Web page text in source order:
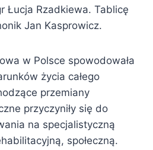
Łucja Rzadkiewa. Tablicę
Jan Kasprowicz.
w Polsce spowodowała
życia całego
przemiany
przyczyniły się do
na specjalistyczną
społeczną.